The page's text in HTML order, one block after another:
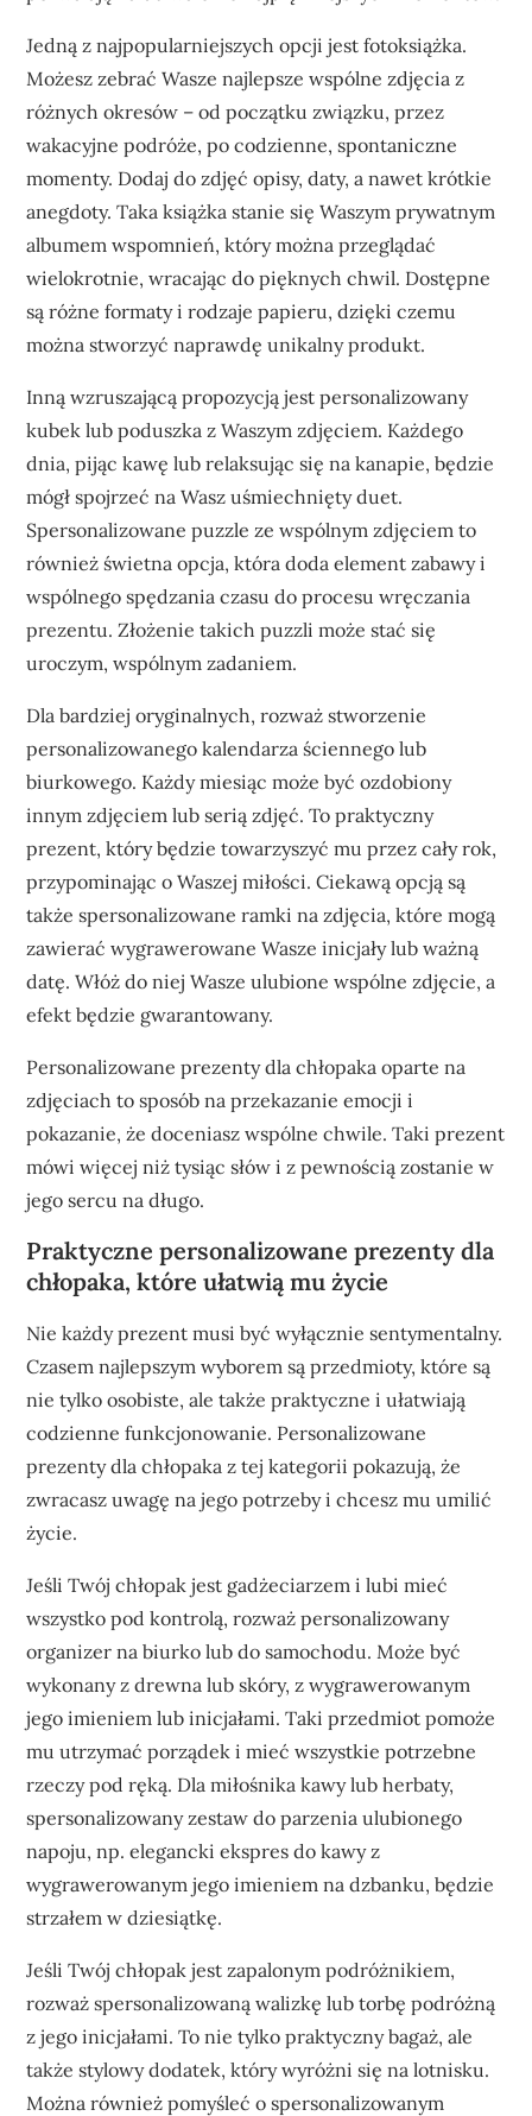
Jedną z najpopularniejszych opcji jest fotoksiążka.
Możesz zebrać Wasze najlepsze wspólne zdjęcia z
różnych okresów – od początku związku, przez
wakacyjne podróże, po codzienne, spontaniczne
momenty. Dodaj do zdjęć opisy, daty, a nawet krótkie
anegdoty. Taka książka stanie się Waszym prywatnym
albumem wspomnień, który można przeglądać
wielokrotnie, wracając do pięknych chwil. Dostępne
są różne formaty i rodzaje papieru, dzięki czemu
można stworzyć naprawdę unikalny produkt.
Inną wzruszającą propozycją jest personalizowany
kubek lub poduszka z Waszym zdjęciem. Każdego
dnia, pijąc kawę lub relaksując się na kanapie, będzie
mógł spojrzeć na Wasz uśmiechnięty duet.
Spersonalizowane puzzle ze wspólnym zdjęciem to
również świetna opcja, która doda element zabawy i
wspólnego spędzania czasu do procesu wręczania
prezentu. Złożenie takich puzzli może stać się
uroczym, wspólnym zadaniem.
Dla bardziej oryginalnych, rozważ stworzenie
personalizowanego kalendarza ściennego lub
biurkowego. Każdy miesiąc może być ozdobiony
innym zdjęciem lub serią zdjęć. To praktyczny
prezent, który będzie towarzyszyć mu przez cały rok,
przypominając o Waszej miłości. Ciekawą opcją są
także spersonalizowane ramki na zdjęcia, które mogą
zawierać wygrawerowane Wasze inicjały lub ważną
datę. Włóż do niej Wasze ulubione wspólne zdjęcie, a
efekt będzie gwarantowany.
Personalizowane prezenty dla chłopaka oparte na
zdjęciach to sposób na przekazanie emocji i
pokazanie, że doceniasz wspólne chwile. Taki prezent
mówi więcej niż tysiąc słów i z pewnością zostanie w
jego sercu na długo.
Praktyczne personalizowane prezenty dla
chłopaka, które ułatwią mu życie
Nie każdy prezent musi być wyłącznie sentymentalny.
Czasem najlepszym wyborem są przedmioty, które są
nie tylko osobiste, ale także praktyczne i ułatwiają
codzienne funkcjonowanie. Personalizowane
prezenty dla chłopaka z tej kategorii pokazują, że
zwracasz uwagę na jego potrzeby i chcesz mu umilić
życie.
Jeśli Twój chłopak jest gadżeciarzem i lubi mieć
wszystko pod kontrolą, rozważ personalizowany
organizer na biurko lub do samochodu. Może być
wykonany z drewna lub skóry, z wygrawerowanym
jego imieniem lub inicjałami. Taki przedmiot pomoże
mu utrzymać porządek i mieć wszystkie potrzebne
rzeczy pod ręką. Dla miłośnika kawy lub herbaty,
spersonalizowany zestaw do parzenia ulubionego
napoju, np. elegancki ekspres do kawy z
wygrawerowanym jego imieniem na dzbanku, będzie
strzałem w dziesiątkę.
Jeśli Twój chłopak jest zapalonym podróżnikiem,
rozważ spersonalizowaną walizkę lub torbę podróżną
z jego inicjałami. To nie tylko praktyczny bagaż, ale
także stylowy dodatek, który wyróżni się na lotnisku.
Można również pomyśleć o spersonalizowanym